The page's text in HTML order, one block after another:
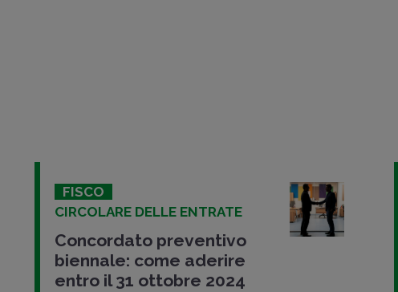
FISCO
CIRCOLARE DELLE ENTRATE
Concordato preventivo
biennale: come aderire
entro il 31 ottobre 2024